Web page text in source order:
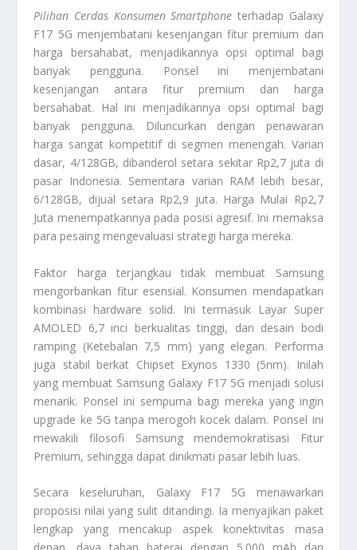
Pilihan Cerdas Konsumen Smartphone terhadap Galaxy
F17 5G menjembatani kesenjangan fitur premium dan
harga bersahabat, menjadikannya opsi optimal bagi
banyak pengguna. Ponsel ini menjembatani
kesenjangan antara fitur premium dan harga
bersahabat. Hal ini menjadikannya opsi optimal bagi
banyak pengguna. Diluncurkan dengan penawaran
harga sangat kompetitif di segmen menengah. Varian
dasar, 4/128GB, dibanderol setara sekitar Rp2,7 juta di
pasar Indonesia. Sementara varian RAM lebih besar,
6/128GB, dijual setara Rp2,9 juta. Harga Mulai Rp2,7
Juta menempatkannya pada posisi agresif. Ini memaksa
para pesaing mengevaluasi strategi harga mereka.
Faktor harga terjangkau tidak membuat Samsung
mengorbankan fitur esensial. Konsumen mendapatkan
kombinasi hardware solid. Ini termasuk Layar Super
AMOLED 6,7 inci berkualitas tinggi, dan desain bodi
ramping (Ketebalan 7,5 mm) yang elegan. Performa
juga stabil berkat Chipset Exynos 1330 (5nm). Inilah
yang membuat Samsung Galaxy F17 5G menjadi solusi
menarik. Ponsel ini sempurna bagi mereka yang ingin
upgrade ke 5G tanpa merogoh kocek dalam. Ponsel ini
mewakili filosofi Samsung mendemokratisasi Fitur
Premium, sehingga dapat dinikmati pasar lebih luas.
Secara keseluruhan, Galaxy F17 5G menawarkan
proposisi nilai yang sulit ditandingi. Ia menyajikan paket
lengkap yang mencakup aspek konektivitas masa